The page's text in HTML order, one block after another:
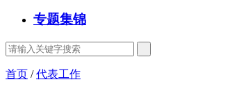
专题集锦
首页 /代表工作